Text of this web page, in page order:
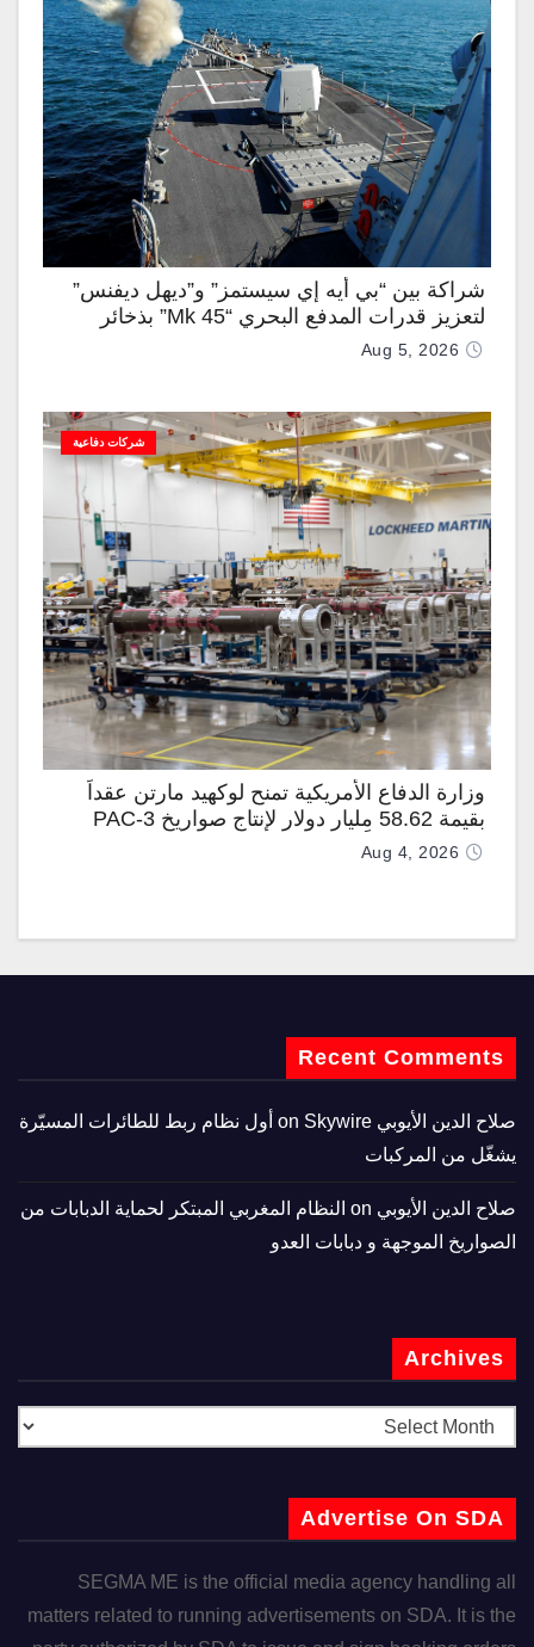
شراكة بين “بي أيه إي سيستمز” و”ديهل ديفنس”
لتعزيز قدرات المدفع البحري “Mk 45” بذخائر
موجهة وصواريخ “IRIS-T”
Aug 5, 2026
شركات دفاعية
وزارة الدفاع الأمريكية تمنح لوكهيد مارتن عقداً
بقيمة 58.62 مليار دولار لإنتاج صواريخ PAC-3
المطوّرة دعماً لـ “ترسانة الحرية”
Aug 4, 2026
Recent Comments
صلاح الدين الأيوبي
Skywire أول نظام ربط للطائرات المسيّرة
يشغّل من المركبات
صلاح الدين الأيوبي
النظام المغربي المبتكر لحماية الدبابات من
الصواريخ الموجهة و دبابات العدو
Archives
Advertise On SDA
SEGMA ME is the official media agency handling all
matters related to running advertisements on SDA. It is the